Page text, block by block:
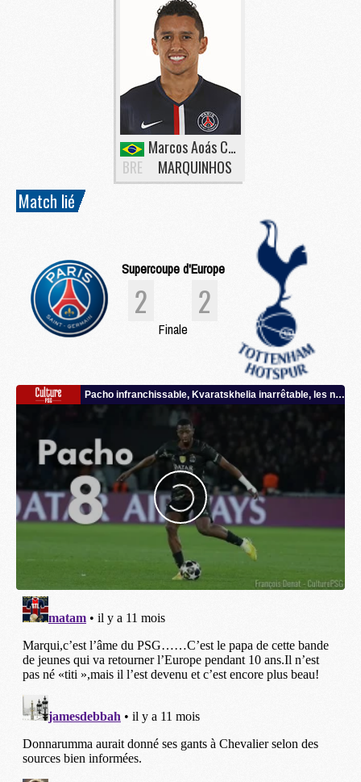
BRE
Marcos Aoás Corrêa
MARQUINHOS
Match lié
Supercoupe d'Europe
2 2
Finale